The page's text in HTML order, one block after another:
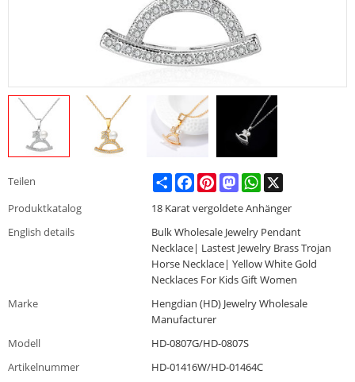
Teilen ShareFacebookPinterestMastodonWhatsApp
Produktkatalog
18 Karat vergoldete Anhänger
English details
Bulk Wholesale Jewelry Pendant
Necklace| Lastest Jewelry Brass Trojan
Horse Necklace| Yellow White Gold
Necklaces For Kids Gift Women
Marke
Hengdian (HD) Jewelry Wholesale
Manufacturer
Modell
HD-0807G/HD-0807S
Artikelnummer
HD-01416W/HD-01464C